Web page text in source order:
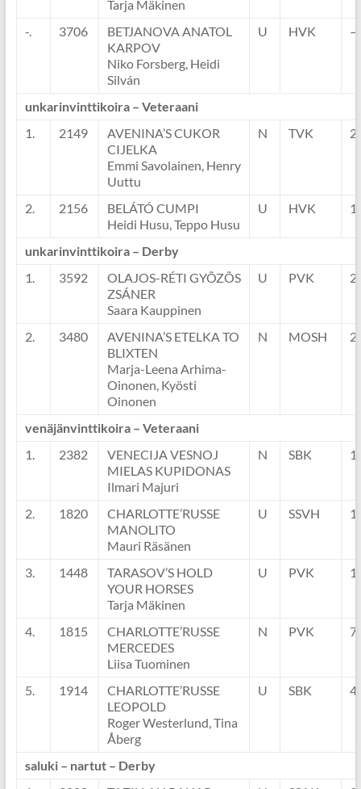
Tarja Mäkinen
-. 3706
BETJANOVA ANATOL
KARPOV
Niko Forsberg, Heidi
Silván
U HVK –
unkarinvinttikoira – Veteraani
1.
2149
AVENINA’S CUKOR
CIJELKA
Emmi Savolainen, Henry
Uuttu
N TVK
2. 2156
BELÁTÓ CUMPI
Heidi Husu, Teppo Husu
U HVK
unkarinvinttikoira – Derby
1.
3592
OLAJOS-RÉTI GYÕZÕS
ZSÁNER
Saara Kauppinen
U PVK
2. 3480
AVENINA’S ETELKA TO
BLIXTEN
Marja-Leena Arhima-
Oinonen, Kyösti
Oinonen
N MOSH
venäjänvinttikoira – Veteraani
1.
2382
VENECIJA VESNOJ
MIELAS KUPIDONAS
Ilmari Majuri
N SBK
2. 1820
CHARLOTTE’RUSSE
MANOLITO
Mauri Räsänen
U SSVH
3. 1448
TARASOV’S HOLD
YOUR HORSES
Tarja Mäkinen
U PVK
4. 1815
CHARLOTTE’RUSSE
MERCEDES
Liisa Tuominen
N PVK
5. 1914
CHARLOTTE’RUSSE
LEOPOLD
Roger Westerlund, Tina
Åberg
U SBK
saluki – nartut – Derby